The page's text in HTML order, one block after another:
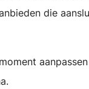
die
woning